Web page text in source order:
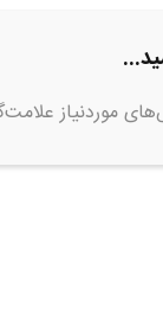
موردنیاز